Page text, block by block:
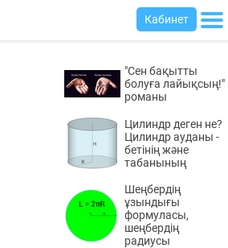
Кабинет
"Сен бақытты
болуға лайықсың!"
романы
Цилиндр деген не?
Цилиндр ауданы -
бетінің және
табанының
Шеңбердің
ұзындығы
формуласы,
шеңбердің
радиусы